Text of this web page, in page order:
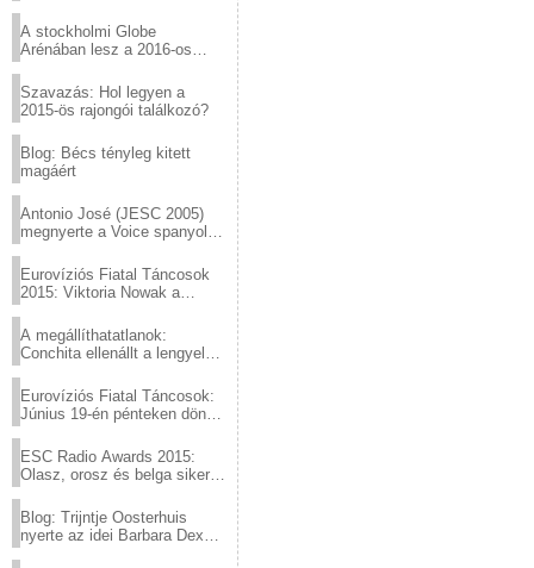
A stockholmi Globe
Arénában lesz a 2016-os
Szavazás: Hol legyen a
2015-ös rajongói találkozó?
Blog: Bécs tényleg kitett
magáért
Antonio José (JESC 2005)
megnyerte a Voice spanyol
Eurovíziós Fiatal Táncosok
2015: Viktoria Nowak a
A megállíthatatlanok:
Conchita ellenállt a lengyel
Eurovíziós Fiatal Táncosok:
Június 19-én pénteken döntő
ESC Radio Awards 2015:
Olasz, orosz és belga siker,
Blog: Trijntje Oosterhuis
nyerte az idei Barbara Dex